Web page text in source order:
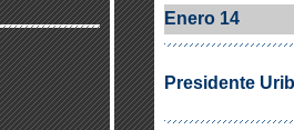
Enero 14
Presidente